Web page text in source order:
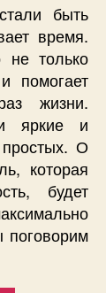
быть
время.
не только
помогает
жизни.
яркие и
О
которая
будет